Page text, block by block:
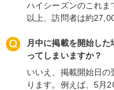
ハイシーズンのこれ
以上、訪問者は約
月中に掲載を開始し
ってしまいますか？
いいえ、掲載開始日
ります。例えば、5月